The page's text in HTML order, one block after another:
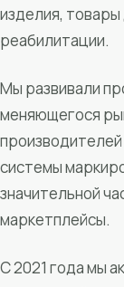
изделия,
реабилитации.
Мы развивали
меняющегося
системы
значительной
маркетплейсы.
С 2021 года мы